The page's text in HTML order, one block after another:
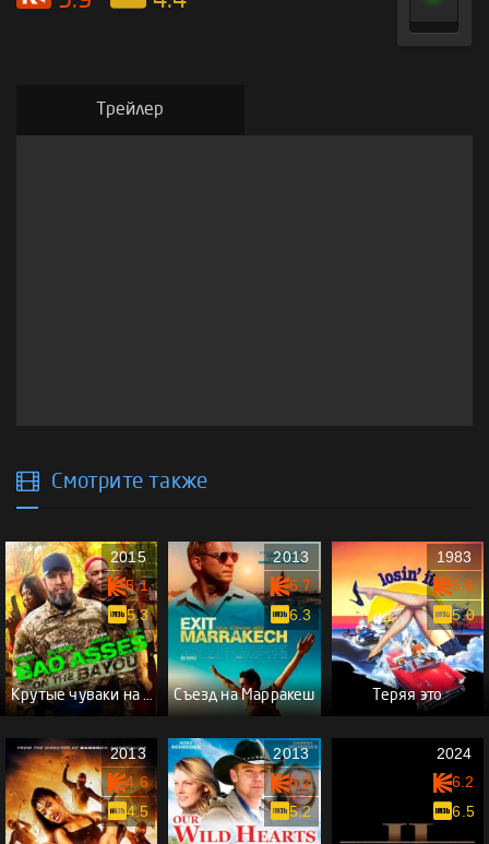
Трейлер
Смотрите также
Крутые чуваки на Байю
2015
5.1
5.3
Съезд на Марракеш
2013
6.7
6.3
Теряя это
1983
5.6
5.0
2013
4.6
4.5
2013
6.2
5.2
2024
6.2
6.5